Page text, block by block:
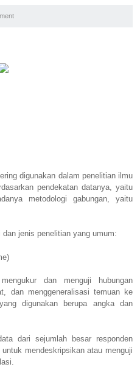
digunakan dalam penelitian ilmu
pendekatan datanya, yaitu
metodologi gabungan, yaitu
jenis penelitian yang umum:
dan menguji hubungan
dan menggeneralisasi temuan ke
digunakan berupa angka dan
dari sejumlah besar responden
mendeskripsikan atau menguji